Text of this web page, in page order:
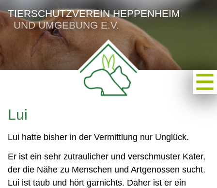
TIERSCHUTZVEREIN HEPPENHEIM
UND UMGEBUNG E.V.
Lui
Lui hatte bisher in der Vermittlung nur Unglück.
Er ist ein sehr zutraulicher und verschmuster Kater,
der die Nähe zu Menschen und Artgenossen sucht.
Lui ist taub und hört garnichts. Daher ist er ein